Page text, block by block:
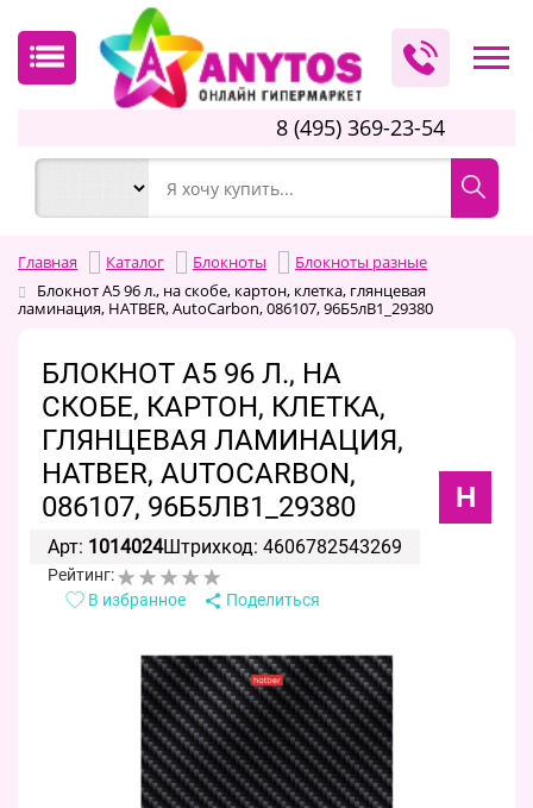
8 (495) 369-23-54
Главная Каталог Блокноты
Блокноты разные
Блокнот А5 96 л., на скобе, картон, клетка, глянцевая
ламинация, HATBER, AutoCarbon, 086107, 96Б5лВ1_29380
БЛОКНОТ А5 96 Л., НА
СКОБЕ, КАРТОН, КЛЕТКА,
ГЛЯНЦЕВАЯ ЛАМИНАЦИЯ,
HATBER, AUTOCARBON,
086107, 96Б5ЛВ1_29380
H
Арт: 1014024Штрихкод: 4606782543269
Рейтинг:
В избранное
Поделиться